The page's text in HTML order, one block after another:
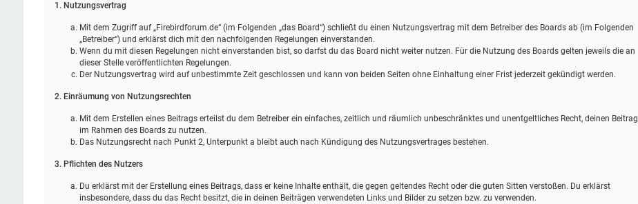
1. Nutzungsvertrag
Mit dem Zugriff auf „Firebirdforum.de“ (im Folgenden „das Board“) schließt du einen Nutzungsvertrag mit dem Betreiber des Boards ab (im Folgenden
„Betreiber“) und erklärst dich mit den nachfolgenden Regelungen einverstanden.
Wenn du mit diesen Regelungen nicht einverstanden bist, so darfst du das Board nicht weiter nutzen. Für die Nutzung des Boards gelten jeweils die an
dieser Stelle veröffentlichten Regelungen.
Der Nutzungsvertrag wird auf unbestimmte Zeit geschlossen und kann von beiden Seiten ohne Einhaltung einer Frist jederzeit gekündigt werden.
2. Einräumung von Nutzungsrechten
Mit dem Erstellen eines Beitrags erteilst du dem Betreiber ein einfaches, zeitlich und räumlich unbeschränktes und unentgeltliches Recht, deinen Beitrag
im Rahmen des Boards zu nutzen.
Das Nutzungsrecht nach Punkt 2, Unterpunkt a bleibt auch nach Kündigung des Nutzungsvertrages bestehen.
3. Pflichten des Nutzers
Du erklärst mit der Erstellung eines Beitrags, dass er keine Inhalte enthält, die gegen geltendes Recht oder die guten Sitten verstoßen. Du erklärst
insbesondere, dass du das Recht besitzt, die in deinen Beiträgen verwendeten Links und Bilder zu setzen bzw. zu verwenden.